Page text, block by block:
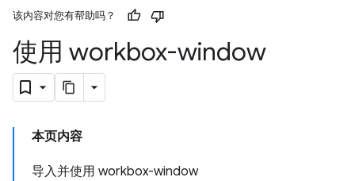
该内容对您有帮助吗？
使用 workbox-window
本页内容
导入并使用 workbox-window